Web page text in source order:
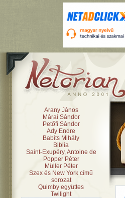
Arany János
Márai Sándor
Petőfi Sándor
Ady Endre
Babits Mihály
Biblia
Saint-Exupéry, Antoine de
Popper Péter
Müller Péter
Szex és New York című
sorozat
Quimby együttes
Twilight